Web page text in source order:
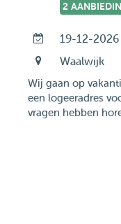
2
19-12-
Waalwijk
Wij gaan op
een logeeradres
vragen hebben